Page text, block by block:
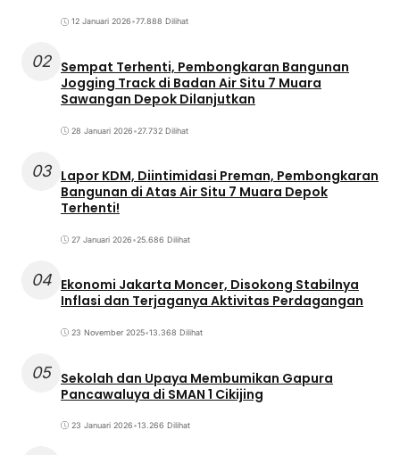
12 Januari 2026•77.888 Dilihat
02 Sempat Terhenti, Pembongkaran Bangunan
Jogging Track di Badan Air Situ 7 Muara
Sawangan Depok Dilanjutkan
28 Januari 2026•27.732 Dilihat
03 Lapor KDM, Diintimidasi Preman, Pembongkaran
Bangunan di Atas Air Situ 7 Muara Depok
Terhenti!
27 Januari 2026•25.686 Dilihat
04 Ekonomi Jakarta Moncer, Disokong Stabilnya
Inflasi dan Terjaganya Aktivitas Perdagangan
23 November 2025•13.368 Dilihat
05 Sekolah dan Upaya Membumikan Gapura
Pancawaluya di SMAN 1 Cikijing
23 Januari 2026•13.266 Dilihat